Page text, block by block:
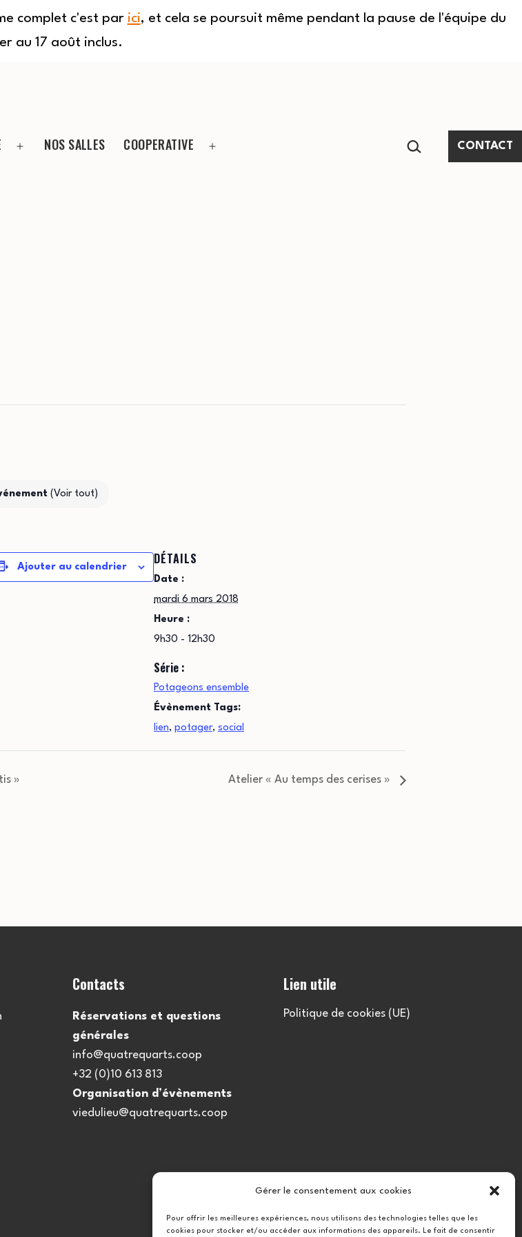
complet c'est par ici, et cela se poursuit même pendant la pause de l'équipe du
au 17 août inclus.
Gérer le consentement aux cookies
Pour offrir les meilleures expériences, nous utilisons des technologies telles que les
cookies pour stocker et/ou accéder aux informations des appareils. Le fait de consentir
NOS SALLES COOPERATIVE RECHERCHER…
CONTACT
(Voir tout)
Ajouter au calendrier
DÉTAILS
Date :
mardi 6 mars 2018
Heure :
9h30 - 12h30
Série :
Potageons ensemble
Évènement Tags:
lien, potager, social
» Atelier « Au temps des cerises »
Contacts
Réservations et questions
générales
info@quatrequarts.coop
+32 (0)10 613 813
Organisation d’évènements
viedulieu@quatrequarts.coop
Lien utile
Politique de cookies (UE)